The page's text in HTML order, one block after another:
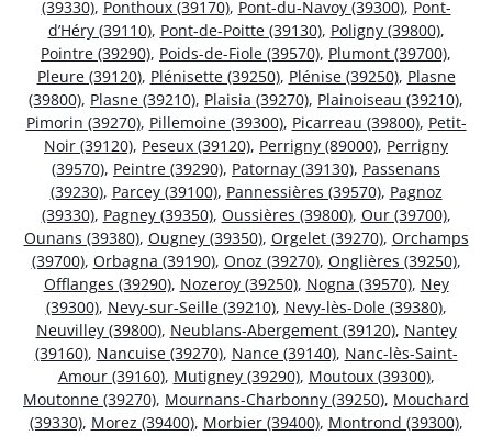
(39330), Ponthoux (39170), Pont-du-Navoy (39300), Pont-
d’Héry (39110), Pont-de-Poitte (39130), Poligny (39800),
Pointre (39290), Poids-de-Fiole (39570), Plumont (39700),
Pleure (39120), Plénisette (39250), Plénise (39250), Plasne
(39800), Plasne (39210), Plaisia (39270), Plainoiseau (39210),
Pimorin (39270), Pillemoine (39300), Picarreau (39800), Petit-
Noir (39120), Peseux (39120), Perrigny (89000), Perrigny
(39570), Peintre (39290), Patornay (39130), Passenans
(39230), Parcey (39100), Pannessières (39570), Pagnoz
(39330), Pagney (39350), Oussières (39800), Our (39700),
Ounans (39380), Ougney (39350), Orgelet (39270), Orchamps
(39700), Orbagna (39190), Onoz (39270), Onglières (39250),
Offlanges (39290), Nozeroy (39250), Nogna (39570), Ney
(39300), Nevy-sur-Seille (39210), Nevy-lès-Dole (39380),
Neuvilley (39800), Neublans-Abergement (39120), Nantey
(39160), Nancuise (39270), Nance (39140), Nanc-lès-Saint-
Amour (39160), Mutigney (39290), Moutoux (39300),
Moutonne (39270), Mournans-Charbonny (39250), Mouchard
(39330), Morez (39400), Morbier (39400), Montrond (39300),